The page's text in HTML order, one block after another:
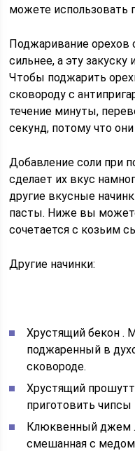
можете использовать
Поджаривание орехов
сильнее, а эту
Чтобы поджарить
сковороду с
течение минуты,
секунд, потому что
Добавление соли при
сделает их вкус
другие вкусные
пасты. Ниже вы
сочетается с козьим
Другие начинки:
Хрустящий бекон .
поджаренный в
сковороде.
Хрустящий
приготовить чипсы
Клюквенный джем
смешанная с